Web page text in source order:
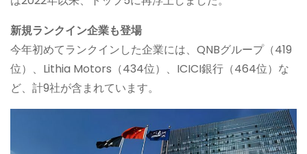
新規ランクイン企業も登場
今年初めてランクインした企業には、QNBグループ（419
位）、Lithia Motors（434位）、ICICI銀行（464位）な
ど、計9社が含まれています。